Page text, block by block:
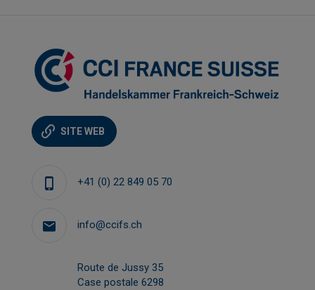
SITE WEB
+41 (0) 22 849 05 70
info@ccifs.ch
Route de Jussy 35
Case postale 6298